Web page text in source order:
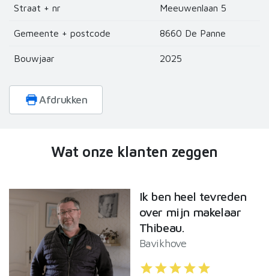
partners kunnen deze gegevens combineren met andere
verzameld op basis van uw gebruik van hun services.
Straat + nr Meeuwenlaan 5
Gemeente + postcode 8660 De Panne
Bouwjaar 2025
Afdrukken
Wat onze klanten zeggen
Ik ben heel tevreden
over mijn makelaar
Thibeau.
Bavikhove
starstarstarstarstar